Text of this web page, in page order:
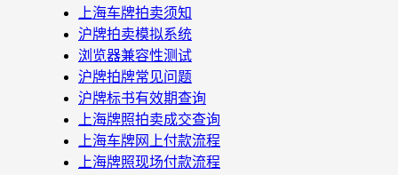
上海车牌拍卖须知
沪牌拍卖模拟系统
浏览器兼容性测试
沪牌拍牌常见问题
沪牌标书有效期查询
上海牌照拍卖成交查询
上海车牌网上付款流程
上海牌照现场付款流程